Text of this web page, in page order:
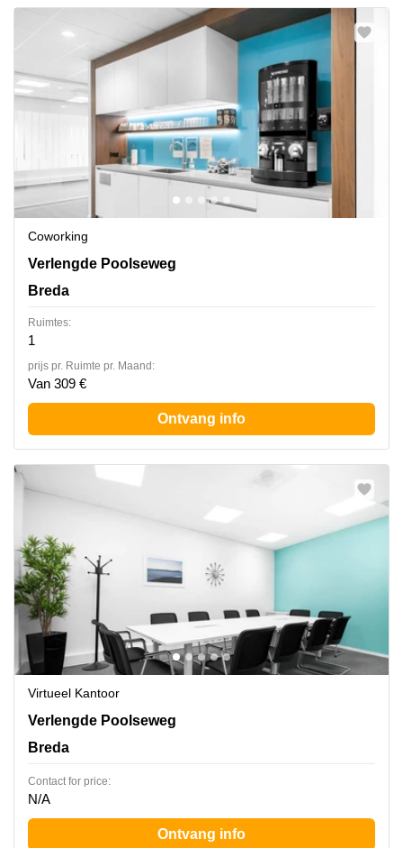
Coworking
Verlengde Poolseweg 16, Breda
Verlengde Poolseweg
Breda
Ruimtes:
1
prijs pr. Ruimte pr. Maand:
Van 309 €
Ontvang info
Virtueel Kantoor
Verlengde Poolseweg 16, Breda
Verlengde Poolseweg
Breda
Contact for price:
N/A
Ontvang info